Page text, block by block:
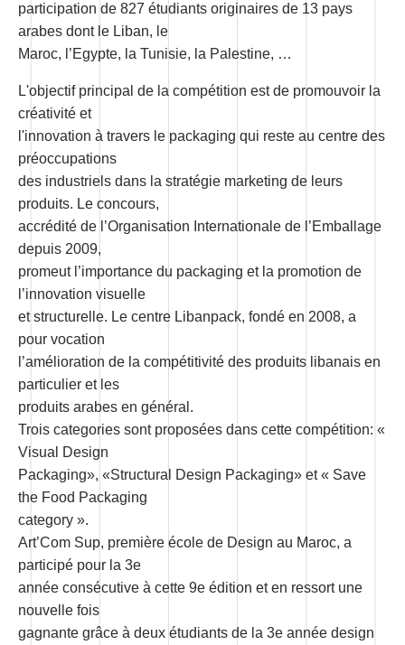
participation de 827 étudiants originaires de 13 pays
arabes dont le Liban, le
Maroc, l’Egypte, la Tunisie, la Palestine, …
L'objectif principal de la compétition est de promouvoir la
créativité et
l'innovation à travers le packaging qui reste au centre des
préoccupations
des industriels dans la stratégie marketing de leurs
produits. Le concours,
accrédité de l’Organisation Internationale de l’Emballage
depuis 2009,
promeut l’importance du packaging et la promotion de
l’innovation visuelle
et structurelle. Le centre Libanpack, fondé en 2008, a
pour vocation
l’amélioration de la compétitivité des produits libanais en
particulier et les
produits arabes en général.
Trois categories sont proposées dans cette compétition: «
Visual Design
Packaging», «Structural Design Packaging» et « Save
the Food Packaging
category ».
Art’Com Sup, première école de Design au Maroc, a
participé pour la 3e
année consécutive à cette 9e édition et en ressort une
nouvelle fois
gagnante grâce à deux étudiants de la 3e année design